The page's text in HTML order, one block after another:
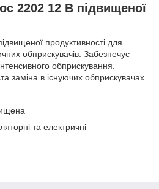
2202 12 В підвищеної
продуктивності для
обприскувачів. Забезпечує
обприскування.
заміна в існуючих обприскувачах.
та електричні